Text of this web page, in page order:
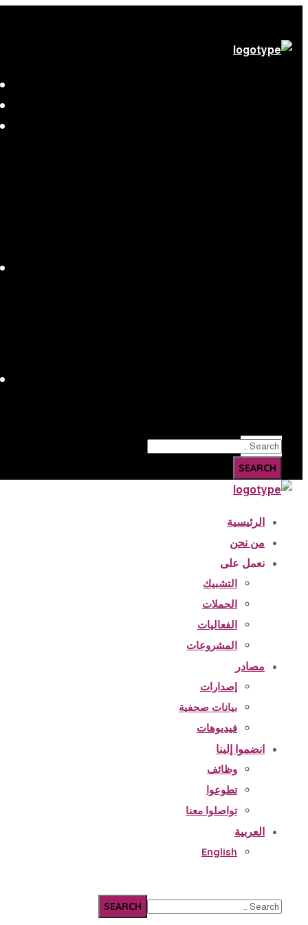
الرئيسية
من نحن
نعمل على
التشبيك
الحملات
الفعاليات
المشروعات
مصادر
إصدارات
بيانات صحفية
فيديوهات
انضموا إلينا
وظائف
تطوعوا
تواصلوا معنا
العربية
English